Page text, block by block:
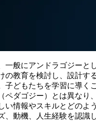
一般にアンドラゴジーと
の教育を検討し、設計す
子どもたちを学習に導く
ペダゴジー）とは異なり
い情報やスキルとどのよ
、動機、人生経験を認識